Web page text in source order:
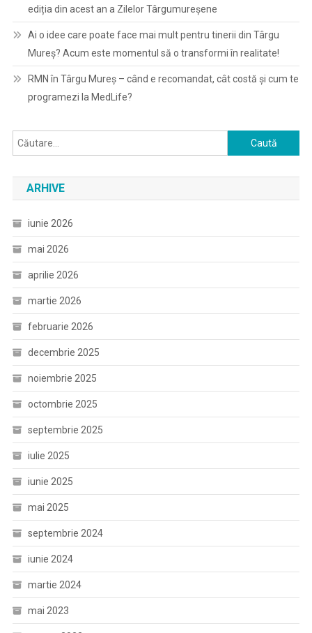
ediția din acest an a Zilelor Târgumureșene
Ai o idee care poate face mai mult pentru tinerii din Târgu
Mureș? Acum este momentul să o transformi în realitate!
RMN în Târgu Mureș – când e recomandat, cât costă și cum te
programezi la MedLife?
Caută
după:
ARHIVE
iunie 2026
mai 2026
aprilie 2026
martie 2026
februarie 2026
decembrie 2025
noiembrie 2025
octombrie 2025
septembrie 2025
iulie 2025
iunie 2025
mai 2025
septembrie 2024
iunie 2024
martie 2024
mai 2023